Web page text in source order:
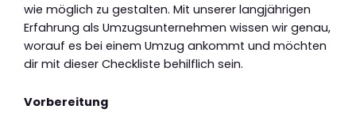
wie möglich zu gestalten. Mit unserer langjährigen
Erfahrung als Umzugsunternehmen wissen wir genau,
worauf es bei einem Umzug ankommt und möchten
dir mit dieser Checkliste behilflich sein.
Vorbereitung